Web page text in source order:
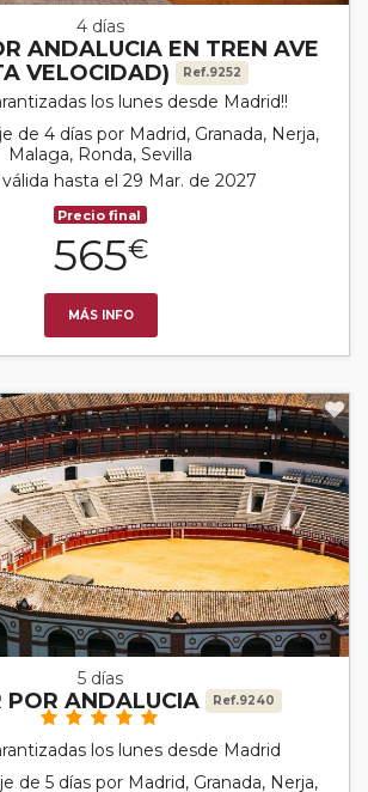
4 días
ANDALUCIA EN TREN AVE
VELOCIDAD)
Ref.9252
los lunes desde Madrid!!
de 4 días por Madrid, Granada, Nerja,
Malaga, Ronda, Sevilla
hasta el 29 Mar. de 2027
Precio final
565€
MÁS INFO
5 días
POR ANDALUCIA Ref.9240
los lunes desde Madrid
de 5 días por Madrid, Granada, Nerja,